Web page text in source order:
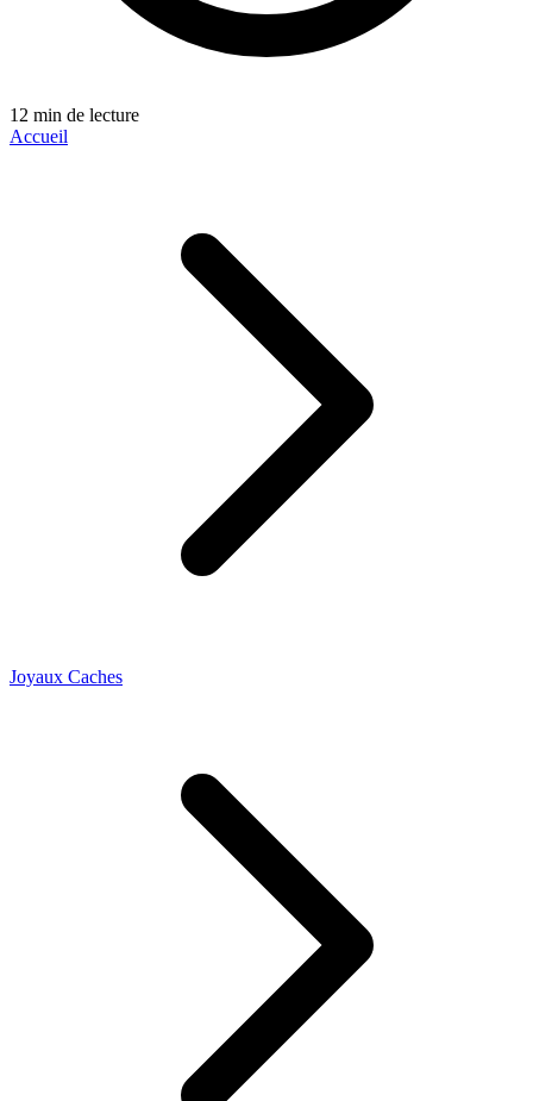
12 min de lecture
Accueil
Joyaux Caches